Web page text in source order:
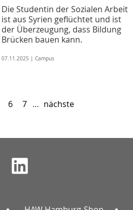
Die Studentin der Sozialen Arbeit
ist aus Syrien geflüchtet und ist
der Überzeugung, dass Bildung
Brücken bauen kann.
07.11.2025 | Campus
6 7 … nächste